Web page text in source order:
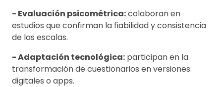
- Evaluación psicométrica:colaboran en
estudios que confirman la fiabilidad y consistencia
de las escalas.
- Adaptación tecnológica: participan en la
transformación de cuestionarios en versiones
digitales o apps.